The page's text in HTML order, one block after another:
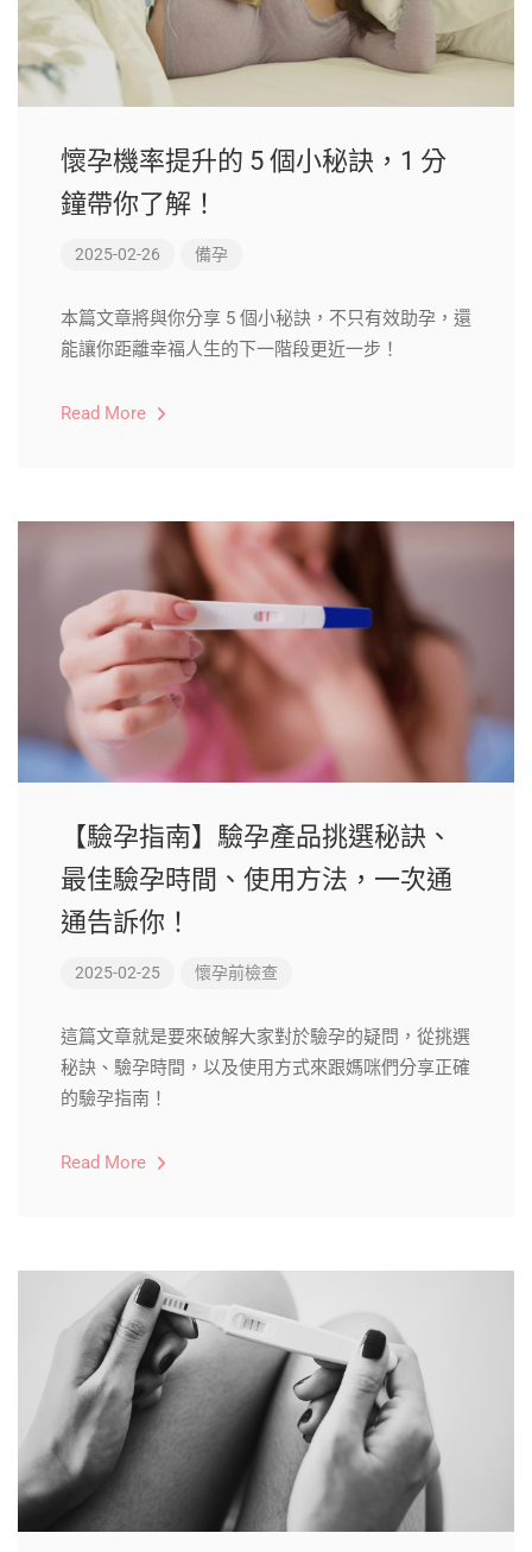
懷孕機率提升的 5 個小秘訣，1 分
鐘帶你了解！
2025-02-26 備孕
本篇文章將與你分享 5 個小秘訣，不只有效助孕，還
能讓你距離幸福人生的下一階段更近一步！
Read More
【驗孕指南】驗孕產品挑選秘訣、
最佳驗孕時間、使用方法，一次通
通告訴你！
2025-02-25 懷孕前檢查
這篇文章就是要來破解大家對於驗孕的疑問，從挑選
秘訣、驗孕時間，以及使用方式來跟媽咪們分享正確
的驗孕指南！
Read More